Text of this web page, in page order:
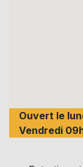
Ouvert le
Vendredi